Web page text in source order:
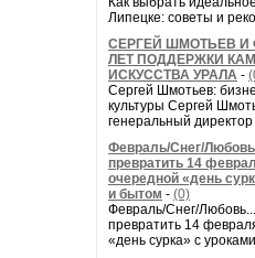
Липецке: советы и
СЕРГЕЙ ШМОТЬЕВ И
ЛЕТ ПОДДЕРЖКИ
ИСКУССТВА УРАЛА -
Сергей Шмотьев:
культуры Сергей
генеральный
Февраль/Снег/
превратить 14
очередной «день
и бытом - (0)
Февраль/Снег/
превратить 14
«день сурка» с